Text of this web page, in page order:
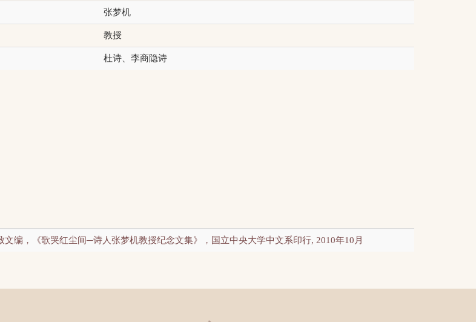
张梦机
教授
杜诗、李商隐诗
编，《歌哭红尘间─诗人张梦机教授纪念文集》，国立中央大学中文系印行, 2010年10月